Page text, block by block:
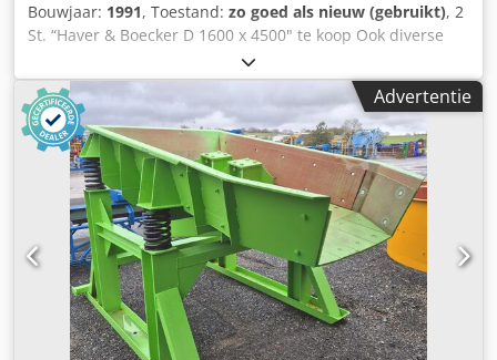
Bouwjaar: 1991, Toestand: zo goed als nieuw (gebruikt), 2
St. “Haver & Boecker D 1600 x 4500" te koop Ook diverse
andere fabrikanten als: ThyssenKrupp / BOA / Metso /
Allis-Chalmers / Skett / Siebtechnik Vind ons volledige
aanbod op onze website. Dsdpfsgtxm Rsx Apcsck
Fabrikant: Haver & Boecker Type: D 1600 x 4500 Afmeting:
1.600mm x 4.500 mm Dekken: 2 Bouwjaar: 1991 Inclusief: –
Aandrijving - Frame – Rubber veren
Advertentie